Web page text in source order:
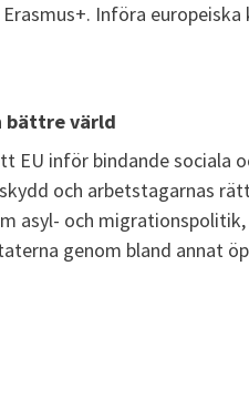
Införa europeiska
bättre värld
EU inför bindande sociala
och arbetstagarnas
asyl- och
genom bland annat